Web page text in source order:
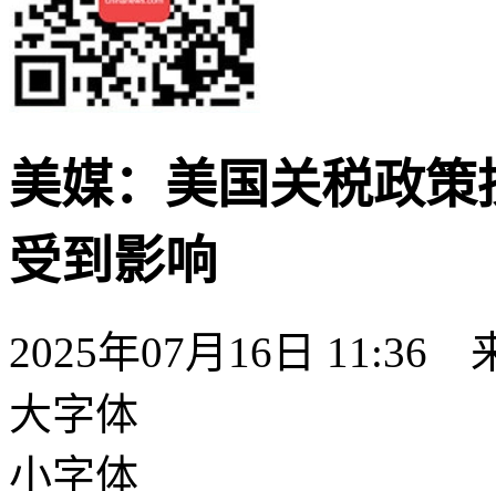
美媒：美国关税政
受到影响
2025年07月16日 11:36
大字体
小字体